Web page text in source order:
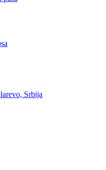
Srbija